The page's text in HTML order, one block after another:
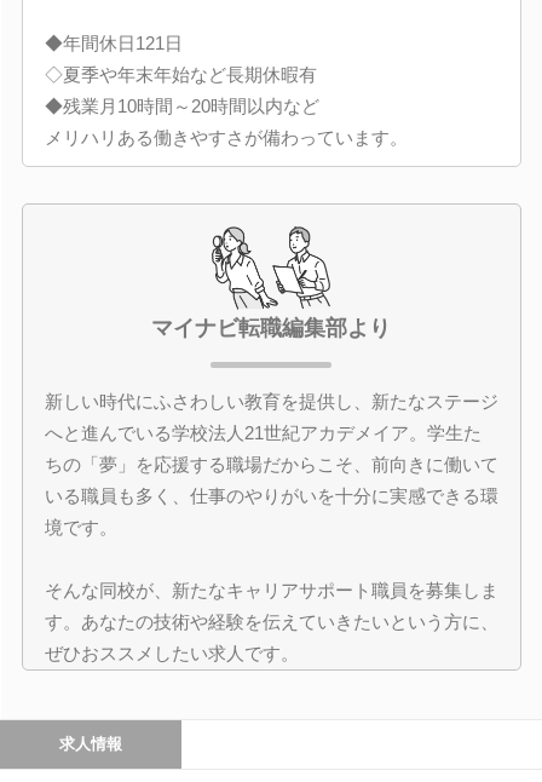
◆年間休日121日
◇夏季や年末年始など長期休暇有
◆残業月10時間～20時間以内など
メリハリある働きやすさが備わっています。
マイナビ転職編集部より
新しい時代にふさわしい教育を提供し、新たなステージ
へと進んでいる学校法人21世紀アカデメイア。学生た
ちの「夢」を応援する職場だからこそ、前向きに働いて
いる職員も多く、仕事のやりがいを十分に実感できる環
境です。
そんな同校が、新たなキャリアサポート職員を募集しま
す。あなたの技術や経験を伝えていきたいという方に、
ぜひおススメしたい求人です。
求人情報